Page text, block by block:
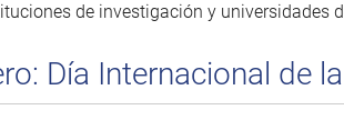
de investigación y universidades
Día Internacional de